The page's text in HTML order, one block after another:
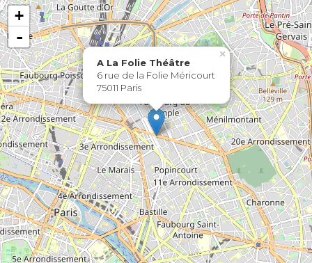
×
A La Folie Théâtre
6 rue de la Folie Méricourt
75011 Paris
+
-